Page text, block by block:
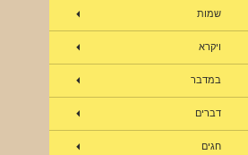
שמות
ויקרא
במדבר
דברים
חגים